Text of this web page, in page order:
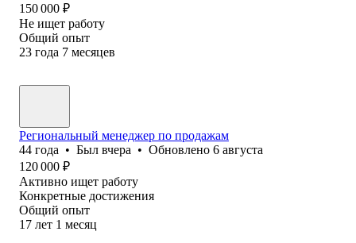
150 000 ₽
Не ищет работу
Общий опыт
23 года 7 месяцев
Региональный менеджер по продажам
44 года • Был вчера • Обновлено 6 августа
120 000 ₽
Активно ищет работу
Конкретные достижения
Общий опыт
17 лет 1 месяц